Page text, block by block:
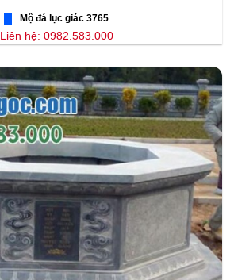
Mộ đá lục giác 3765
Liên hệ: 0982.583.000